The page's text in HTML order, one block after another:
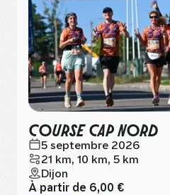
COURSE CAP NORD
5 septembre 2026
21 km, 10 km, 5 km
Dijon
À partir de 6,00 €